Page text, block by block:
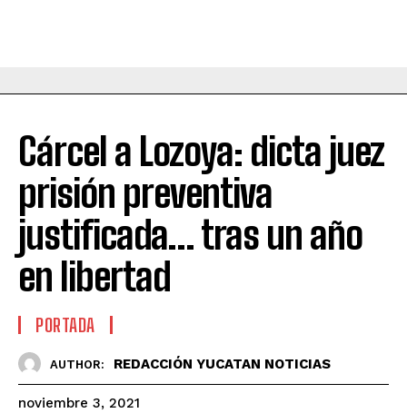
Cárcel a Lozoya: dicta juez
prisión preventiva
justificada… tras un año
en libertad
PORTADA
AUTHOR: REDACCIÓN YUCATAN NOTICIAS
noviembre 3, 2021